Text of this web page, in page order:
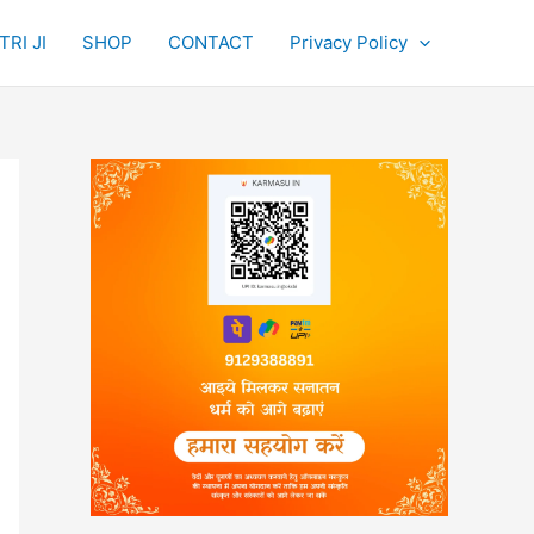
JI SHOP CONTACT Privacy Policy